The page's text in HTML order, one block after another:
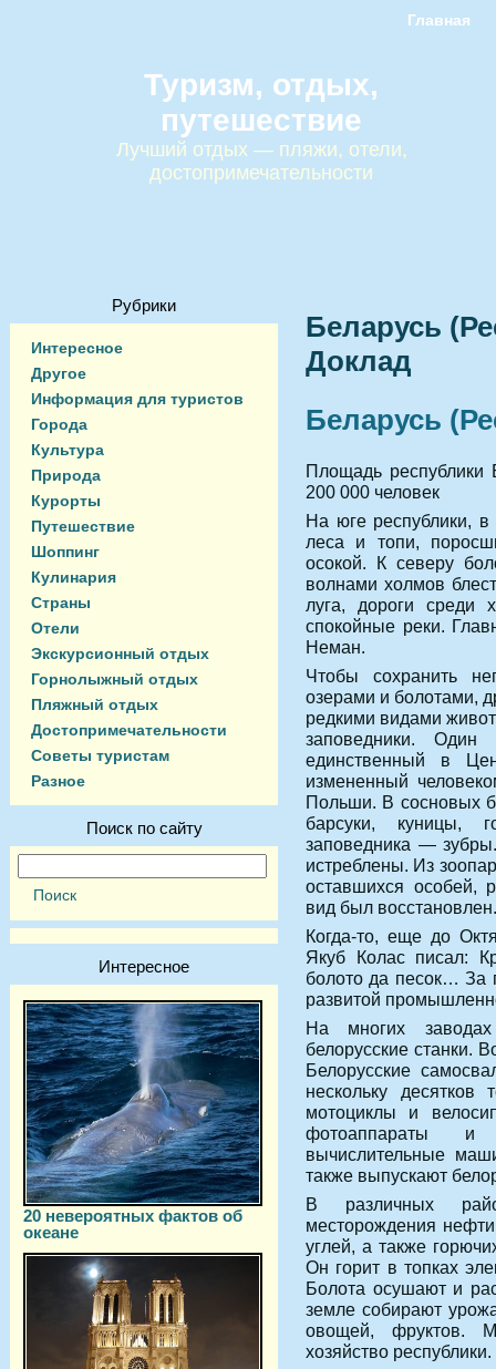
Главная
Туризм, отдых,
путешествие
Лучший отдых — пляжи, отели,
достопримечательности
Рубрики
Интересное
Другое
Информация для туристов
Города
Культура
Природа
Курорты
Путешествие
Шоппинг
Кулинария
Страны
Отели
Экскурсионный отдых
Горнолыжный отдых
Пляжный отдых
Достопримечательности
Советы туристам
Разное
Поиск по сайту
Интересное
20 невероятных фактов об
океане
Беларусь
Доклад
Беларусь
Площадь республики
200 000 человек
На юге республики, в
леса и топи,
осокой. К северу
волнами холмов
луга, дороги среди
спокойные реки.
Неман.
Чтобы сохранить
озерами и болотами,
редкими видами
заповедники.
единственный в
измененный
Польши. В сосновых
барсуки, куницы,
заповедника —
истреблены. Из
оставшихся особей,
вид был восстановлен.
Когда-то, еще до
Якуб Колас писал:
болото да песок… За
развитой
На многих
белорусские станки.
Белорусские
нескольку десятков
мотоциклы и
фотоаппараты и
вычислительные
также выпускают
В различных
месторождения
углей, а также
Он горит в топках
Болота осушают и
земле собирают
овощей, фруктов.
хозяйство республики.